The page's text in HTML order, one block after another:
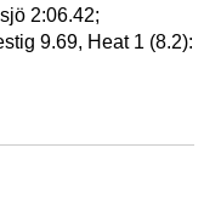
2:06.42;
9.69, Heat 1 (8.2):